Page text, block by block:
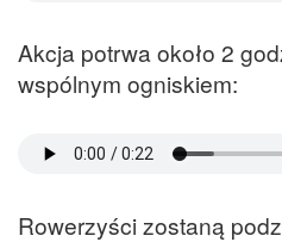
Akcja potrwa około 2
wspólnym ogniskiem:
Rowerzyści zostaną